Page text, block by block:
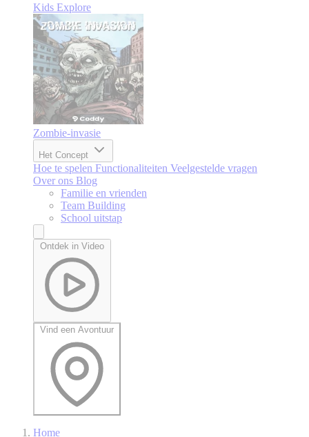
Kids Explore
Zombie-invasie
Het Concept
Hoe te spelen Functionaliteiten Veelgestelde vragen
Over ons Blog
Familie en vrienden
Team Building
School uitstap
Ontdek in Video
Vind een Avontuur
Home